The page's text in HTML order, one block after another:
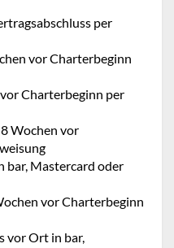
per
vor Charterbeginn
Charterbeginn per
Wochen vor
bar, Mastercard oder
vor Charterbeginn
vor Ort in bar,